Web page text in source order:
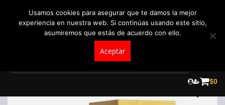
$0
Usamos cookies para asegurar que te damos la mejor
experiencia en nuestra web. Si continúas usando este sitio,
asumiremos que estás de acuerdo con ello.
Aceptar